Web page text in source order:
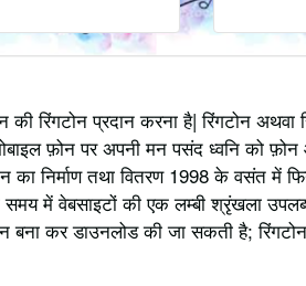
की रिंगटोन प्रदान करना है| रिंगटोन
फ़ोन पर अपनी मन पसंद ध्वनि को
का निर्माण तथा वितरण 1998 के वसंत
में वेबसाइटों की एक लम्बी श्रृंखला उपलब्ध
बना कर डाउनलोड की जा सकती है;